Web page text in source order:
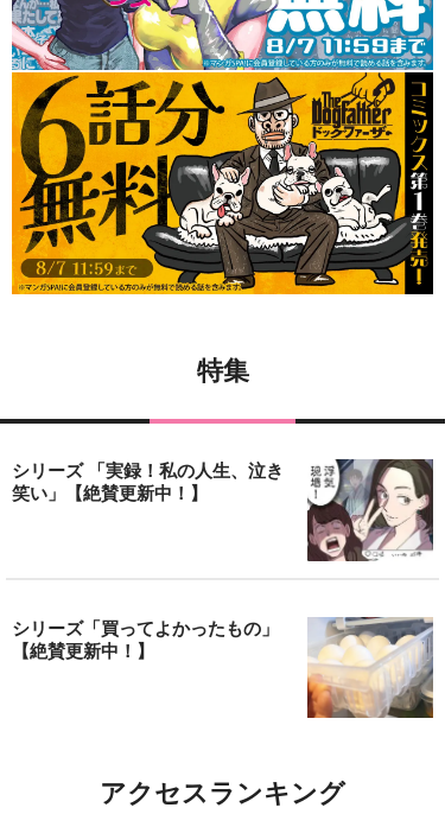
特集
シリーズ 「実録！私の人生、泣き
笑い」【絶賛更新中！】
シリーズ「買ってよかったもの」
【絶賛更新中！】
アクセスランキング